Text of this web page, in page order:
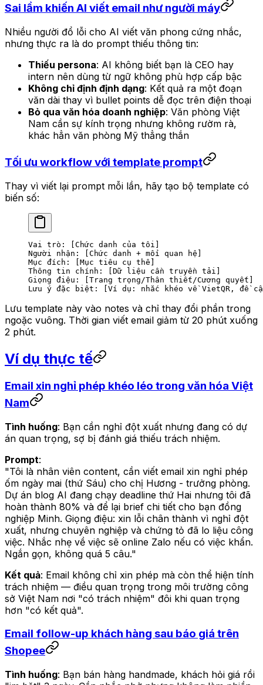
Sai lầm khiến AI viết email như người máy
Nhiều người đổ lỗi cho AI viết văn phong cứng nhắc,
nhưng thực ra là do prompt thiếu thông tin:
Thiếu persona: AI không biết bạn là CEO hay
intern nên dùng từ ngữ không phù hợp cấp bậc
Không chỉ định định dạng: Kết quả ra một đoạn
văn dài thay vì bullet points dễ đọc trên điện thoại
Bỏ qua văn hóa doanh nghiệp: Văn phòng Việt
Nam cần sự kính trọng nhưng không rườm rà,
khác hẳn văn phòng Mỹ thẳng thắn
Tối ưu workflow với template prompt
Thay vì viết lại prompt mỗi lần, hãy tạo bộ template có
biến số:
Vai trò: [Chức danh của tôi]
Người nhận: [Chức danh + mối quan hệ]
Mục đích: [Mục tiêu cụ thể]
Thông tin chính: [Dữ liệu cần truyền tải]
Giọng điệu: [Trang trọng/Thân thiết/Cương quyết]
Lưu ý đặc biệt: [Ví dụ: nhắc khéo về VietQR, đề
Lưu template này vào notes và chỉ thay đổi phần trong
ngoặc vuông. Thời gian viết email giảm từ 20 phút xuống
2 phút.
Ví dụ thực tế
Email xin nghỉ phép khéo léo trong văn hóa Việt
Nam
Tình huống: Bạn cần nghỉ đột xuất nhưng đang có dự
án quan trọng, sợ bị đánh giá thiếu trách nhiệm.
Prompt:
"Tôi là nhân viên content, cần viết email xin nghỉ phép
ốm ngày mai (thứ Sáu) cho chị Hương - trưởng phòng.
Dự án blog AI đang chạy deadline thứ Hai nhưng tôi đã
hoàn thành 80% và để lại brief chi tiết cho bạn đồng
nghiệp Minh. Giọng điệu: xin lỗi chân thành vì nghỉ đột
xuất, nhưng chuyên nghiệp và chứng tỏ đã lo liệu công
việc. Nhắc nhẹ về việc sẽ online Zalo nếu có việc khẩn.
Ngắn gọn, không quá 5 câu."
Kết quả: Email không chỉ xin phép mà còn thể hiện tính
trách nhiệm — điều quan trọng trong môi trường công
sở Việt Nam nơi "có trách nhiệm" đôi khi quan trọng
hơn "có kết quả".
Email follow-up khách hàng sau báo giá trên
Shopee
Tình huống: Bạn bán hàng handmade, khách hỏi giá rồi